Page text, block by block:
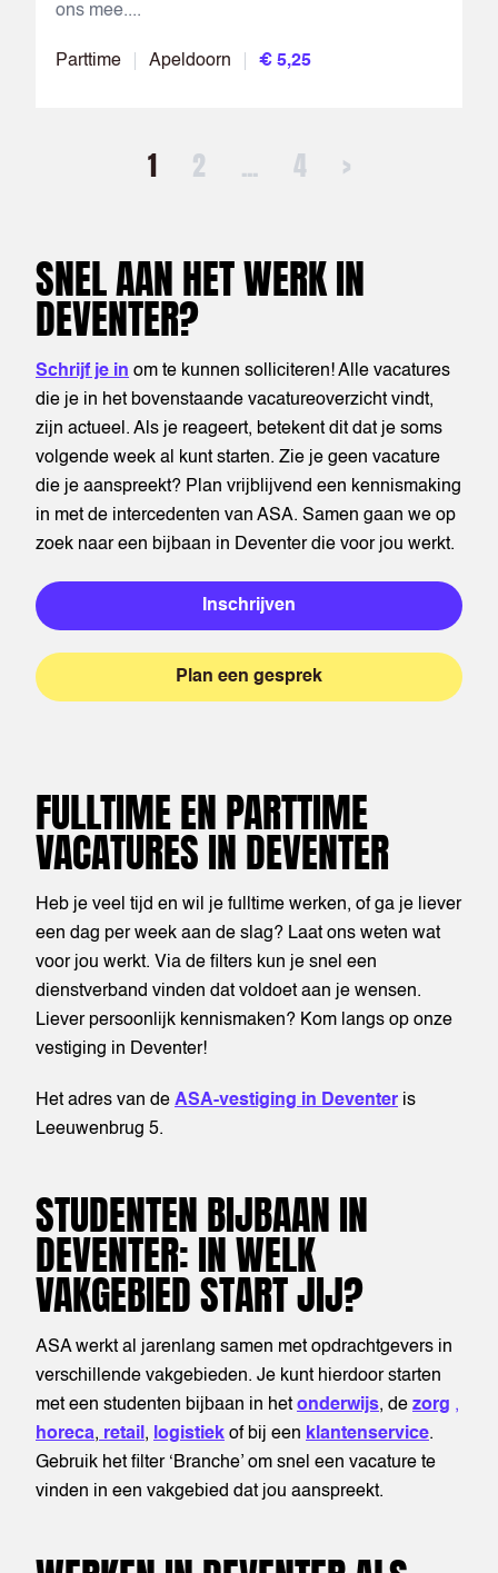
Parttime Apeldoorn € 5,25
ons mee....
1 2 ... 4 >
SNEL AAN HET WERK IN
DEVENTER?
Schrijf je in om te kunnen solliciteren! Alle vacatures
die je in het bovenstaande vacatureoverzicht vindt,
zijn actueel. Als je reageert, betekent dit dat je soms
volgende week al kunt starten. Zie je geen vacature
die je aanspreekt? Plan vrijblijvend een kennismaking
in met de intercedenten van ASA. Samen gaan we op
zoek naar een bijbaan in Deventer die voor jou werkt.
Inschrijven
Plan een gesprek
FULLTIME EN PARTTIME
VACATURES IN DEVENTER
Heb je veel tijd en wil je fulltime werken, of ga je liever
een dag per week aan de slag? Laat ons weten wat
voor jou werkt. Via de filters kun je snel een
dienstverband vinden dat voldoet aan je wensen.
Liever persoonlijk kennismaken? Kom langs op onze
vestiging in Deventer!
Het adres van de ASA-vestiging in Deventer is
Leeuwenbrug 5.
STUDENTEN BIJBAAN IN
DEVENTER: IN WELK
VAKGEBIED START JIJ?
ASA werkt al jarenlang samen met opdrachtgevers in
verschillende vakgebieden. Je kunt hierdoor starten
met een studenten bijbaan in het onderwijs, de zorg ,
horeca, retail , logistiek of bij een klantenservice.
Gebruik het filter ‘Branche’ om snel een vacature te
vinden in een vakgebied dat jou aanspreekt.